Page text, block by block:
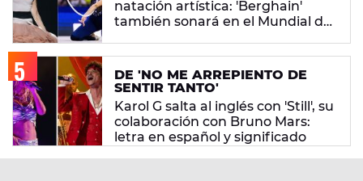
natación artística: 'Berghain'
también sonará en el Mundial de
DE 'NO ME ARREPIENTO DE
SENTIR TANTO'
Karol G salta al inglés con 'Still', su
colaboración con Bruno Mars:
letra en español y significado